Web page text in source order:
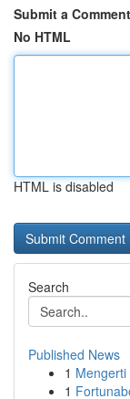
Submit a Comment
No HTML
HTML is disabled
Search
Published News
1
1